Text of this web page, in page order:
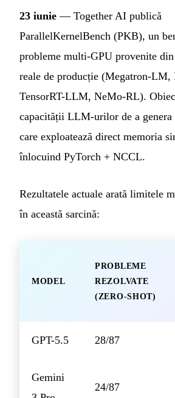
23 iunie — Together AI publică
ParallelKernelBench (PKB), un
probleme multi-GPU provenite din
reale de producție (Megatron-LM,
TensorRT-LLM, NeMo-RL).
capacității LLM-urilor de a
care exploatează direct memoria
înlocuind PyTorch + NCCL.
Rezultatele actuale arată limitele
în această sarcină:
MODEL
PROBLEME
REZOLVATE
(ZERO-SHOT)
GPT-5.5 28/87
Gemini
24/87